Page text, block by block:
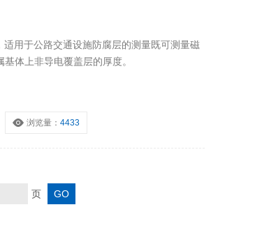
用于公路交通设施防腐层的测量既可测量磁
体上非导电覆盖层的厚度。
浏览量：4433
页